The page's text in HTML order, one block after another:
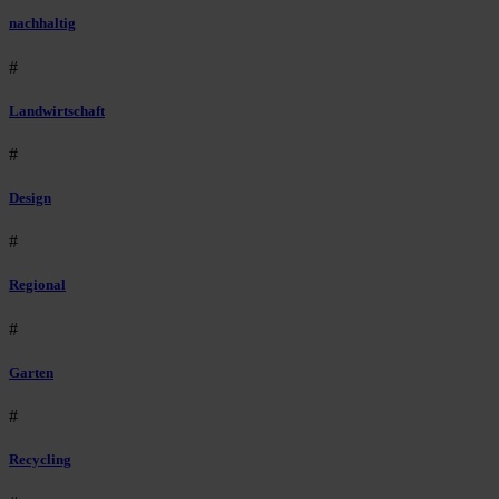
nachhaltig
#
Landwirtschaft
#
Design
#
Regional
#
Garten
#
Recycling